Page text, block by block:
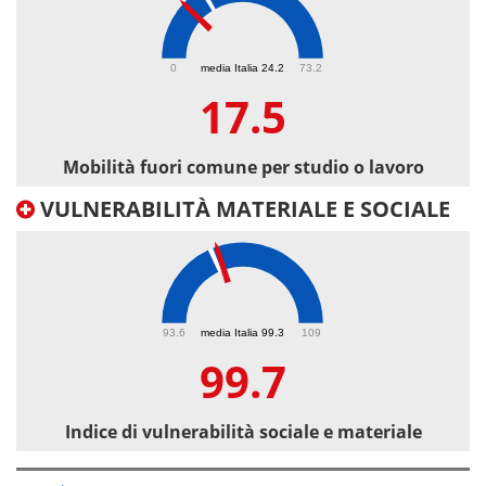
media Italia 24.2
0 73.2
17.5
Mobilità fuori comune per studio o lavoro
VULNERABILITÀ MATERIALE E SOCIALE
media Italia 99.3
93.6 109
99.7
Indice di vulnerabilità sociale e materiale